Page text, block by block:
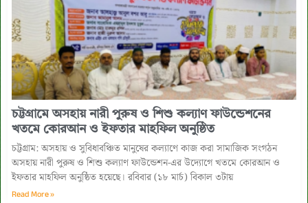
‎চট্টগ্রামে অসহায় নারী পুরুষ ও শিশু কল্যাণ ফাউন্ডেশনের
খতমে কোরআন ও ইফতার মাহফিল অনুষ্ঠিত ‎
চট্টগ্রাম: অসহায় ও সুবিধাবঞ্চিত মানুষের কল্যাণে কাজ করা সামাজিক সংগঠন
অসহায় নারী পুরুষ ও শিশু কল্যাণ ফাউন্ডেশন-এর উদ্যোগে খতমে কোরআন ও
ইফতার মাহফিল অনুষ্ঠিত হয়েছে। ‎রবিবার (১৮ মার্চ) বিকাল ৩টায়
Read More »